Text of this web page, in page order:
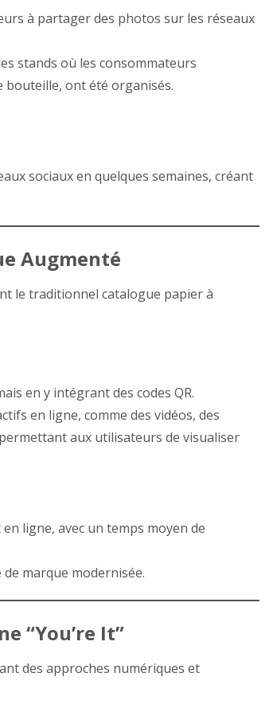
à partager des photos sur les réseaux
stands où les consommateurs
ont été organisés.
sociaux en quelques semaines, créant
Augmenté
le traditionnel catalogue papier à
en y intégrant des codes QR.
en ligne, comme des vidéos, des
aux utilisateurs de visualiser
ligne, avec un temps moyen de
marque modernisée.
“You’re It”
des approches numériques et